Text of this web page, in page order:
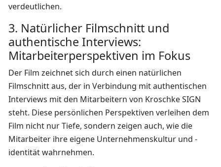
verdeutlichen.
3. Natürlicher Filmschnitt und
authentische Interviews:
Mitarbeiterperspektiven im Fokus
Der Film zeichnet sich durch einen natürlichen
Filmschnitt aus, der in Verbindung mit authentischen
Interviews mit den Mitarbeitern von Kroschke SIGN
steht. Diese persönlichen Perspektiven verleihen dem
Film nicht nur Tiefe, sondern zeigen auch, wie die
Mitarbeiter ihre eigene Unternehmenskultur und -
identität wahrnehmen.